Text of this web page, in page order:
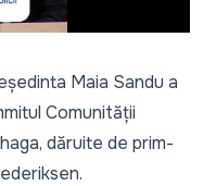
Maia Sandu a
Comunității
dăruite de prim-